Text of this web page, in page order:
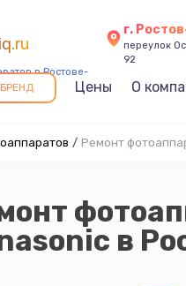
в Ростове-
г.
переулок
92
Цены О
/ Ремонт
в